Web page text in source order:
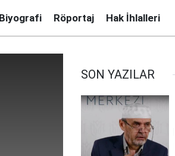
Biyografi Röportaj Hak İhlalleri
SON YAZILAR